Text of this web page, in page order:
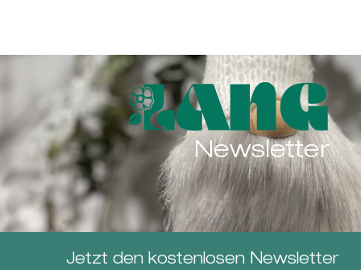
Newsletter
Jetzt den kostenlosen Newsletter